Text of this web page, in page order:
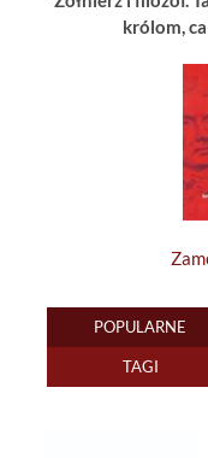
królom,
POPULARNE
TAGI